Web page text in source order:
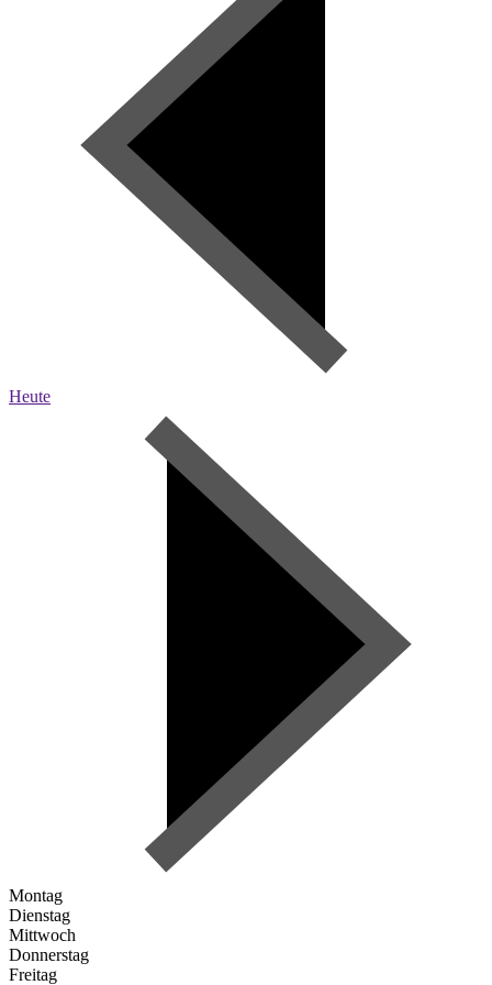
Heute
Montag
Dienstag
Mittwoch
Donnerstag
Freitag